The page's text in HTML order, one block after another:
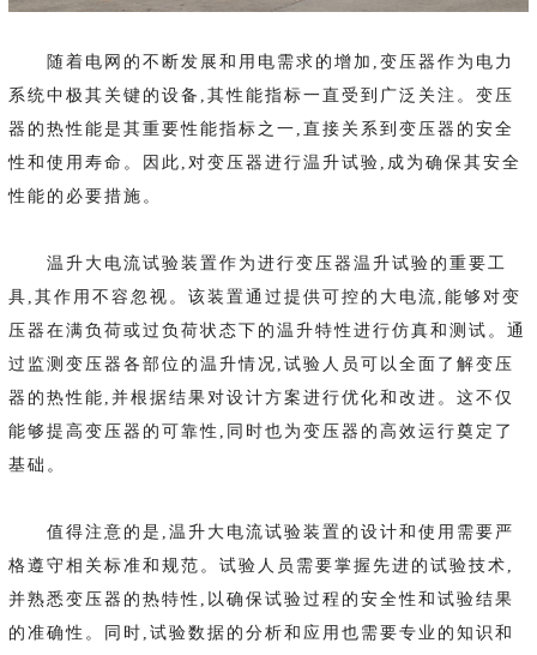
随着电网的不断发展和用电需求的增加,变压器作为电力
系统中极其关键的设备,其性能指标一直受到广泛关注。变压
器的热性能是其重要性能指标之一,直接关系到变压器的安全
性和使用寿命。因此,对变压器进行温升试验,成为确保其安全
性能的必要措施。
温升大电流试验装置作为进行变压器温升试验的重要工
具,其作用不容忽视。该装置通过提供可控的大电流,能够对变
压器在满负荷或过负荷状态下的温升特性进行仿真和测试。通
过监测变压器各部位的温升情况,试验人员可以全面了解变压
器的热性能,并根据结果对设计方案进行优化和改进。这不仅
能够提高变压器的可靠性,同时也为变压器的高效运行奠定了
基础。
值得注意的是,温升大电流试验装置的设计和使用需要严
格遵守相关标准和规范。试验人员需要掌握先进的试验技术,
并熟悉变压器的热特性,以确保试验过程的安全性和试验结果
的准确性。同时,试验数据的分析和应用也需要专业的知识和